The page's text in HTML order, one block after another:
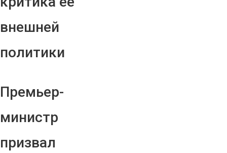
внешней
политики
Премьер-
министр
призвал